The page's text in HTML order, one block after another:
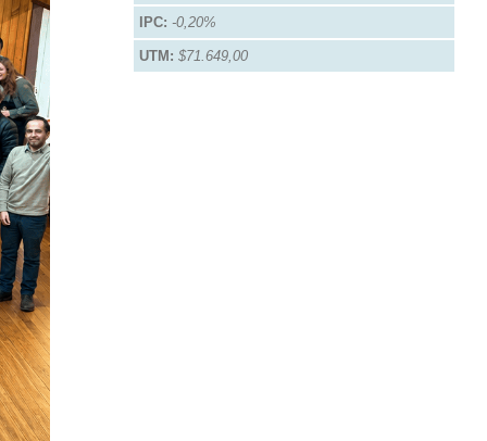
IPC: -0,20%
UTM: $71.649,00